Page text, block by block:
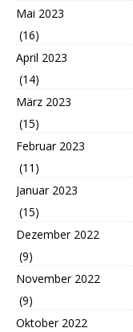
Mai 2023
(16)
April 2023
(14)
März 2023
(15)
Februar 2023
(11)
Januar 2023
(15)
Dezember 2022
(9)
November 2022
(9)
Oktober 2022